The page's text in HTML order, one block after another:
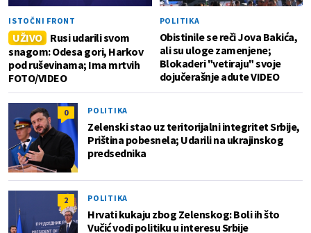
ISTOČNI FRONT
UŽIVO
Rusi udarili svom
snagom: Odesa gori, Harkov
pod ruševinama; Ima mrtvih
FOTO/VIDEO
POLITIKA
Obistinile se reči Jova Bakića,
ali su uloge zamenjene;
Blokaderi "vetiraju" svoje
dojučerašnje adute VIDEO
0 POLITIKA
Zelenski stao uz teritorijalni integritet Srbije,
Priština pobesnela; Udarili na ukrajinskog
predsednika
2 POLITIKA
Hrvati kukaju zbog Zelenskog: Boli ih što
Vučić vodi politiku u interesu Srbije